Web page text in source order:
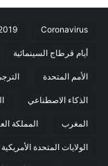
Coronavirus
أيام قرطاج السينمائية
الأمم المتحدة
الذكاء الاصطناعي
المغرب المملكة
الولايات المتحدة الأمريكية